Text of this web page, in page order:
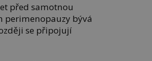
před samotnou
perimenopauzy bývá
se připojují